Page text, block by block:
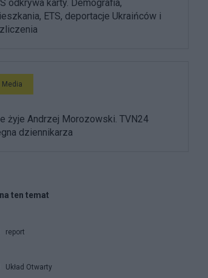
odkrywa karty. Demografia,
ETS, deportacje Ukraińców i
Media
żyje Andrzej Morozowski. TVN24
dziennikarza
ten temat
report
Układ Otwarty